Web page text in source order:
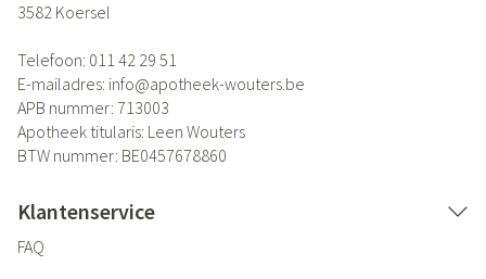
3582 Koersel
Telefoon: 011 42 29 51
E-mailadres: info@apotheek-wouters.be
APB nummer: 713003
Apotheek titularis: Leen Wouters
BTW nummer: BE0457678860
Klantenservice
FAQ